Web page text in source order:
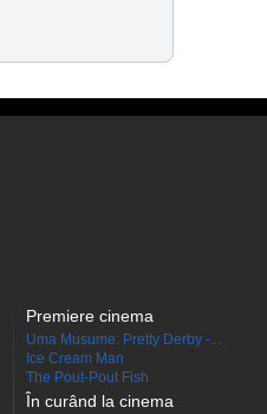
Premiere cinema
Uma Musume: Pretty Derby -...
Ice Cream Man
The Pout-Pout Fish
În curând la cinema